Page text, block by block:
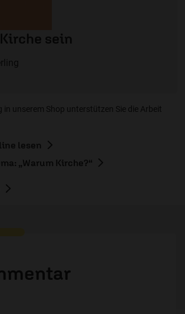
sein
in unserem Shop unterstützen Sie die Arbeit
lesen
„Warum Kirche?“